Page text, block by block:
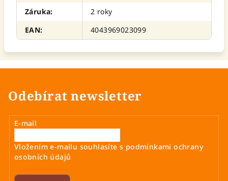
Záruka:
2 roky
EAN: 4043969023099
Odebírat newsletter
E-mail
Vložením e-mailu souhlasíte s podmínkami ochrany
osobních údajů